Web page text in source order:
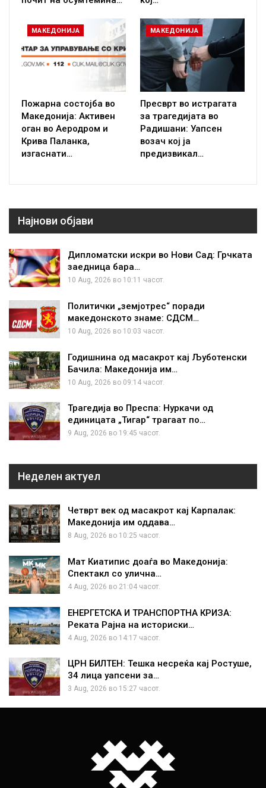
МАКЕДОНИЈА
Пожарна состојба во
Македонија: Активен
оган во Аеродром и
Крива Паланка,
изгаснати…
МАКЕДОНИЈА
Пресврт во истрагата
за трагедијата во
Радишани: Уапсен
возач кој ја
предизвикал…
Најнови објави
Дипломатски искри во Нови Сад: Грчката
заедница бара…
10 Aug, 2026 во 10:11 часот.
Политички „земјотрес“ поради
македонското знаме: СДСМ…
10 Aug, 2026 во 10:03 часот.
Годишнина од масакрот кај Љуботенски
Бачила: Македонија им…
10 Aug, 2026 во 09:14 часот.
Трагедија во Преспа: Нуркачи од
единицата „Тигар“ трагаат по…
9 Aug, 2026 во 19:45 часот.
Неделен актуел
Четврт век од масакрот кај Карпалак:
Македонија им оддава…
8 Aug, 2026 во 10:25 часот.
Мат Киатипис доаѓа во Македонија:
Спектакл со улична…
4 Aug, 2026 во 21:04 часот.
ЕНЕРГЕТСКА И ТРАНСПОРТНА КРИЗА:
Реката Рајна на историски…
4 Aug, 2026 во 14:17 часот.
ЦРН БИЛТЕН: Тешка несреќа кај Ростуше,
34 лица уапсени за…
3 Aug, 2026 во 15:27 часот.